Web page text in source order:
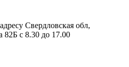
Свердловская обл,
82Б с 8.30 до 17.00